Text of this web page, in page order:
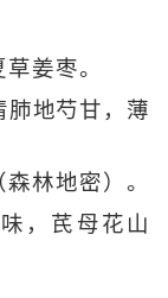
姜枣。
地芍甘，薄
地密）。
芪母花山